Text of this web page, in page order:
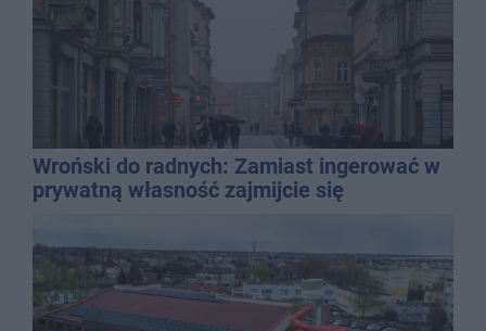
Wroński do radnych: Zamiast ingerować w
prywatną własność zajmijcie się